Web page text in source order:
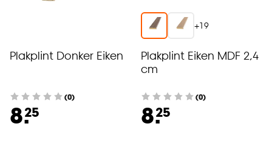
Plakplint Donker Eiken
(0)
8.25
+19
Plakplint Eiken MDF 2,4
cm
(0)
8.25